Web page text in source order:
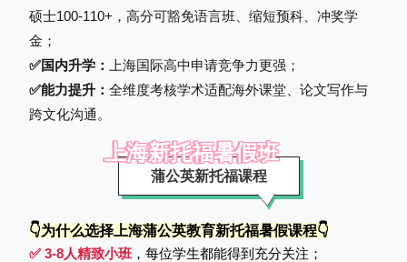
硕士100-110+，高分可豁免语言班、缩短预科、冲奖学
金；
✅国内升学：
上海国际高中申请竞争力更强；
✅能力提升： 全维度考核学术适配海外课堂、论文写作与
跨文化沟通。
上海新托福暑假班
蒲公英新托福课程
👇为什么选择上海蒲公英教育新托福暑假课程👇
✅ 3-8人精致小班 ，每位学生都能得到充分关注；